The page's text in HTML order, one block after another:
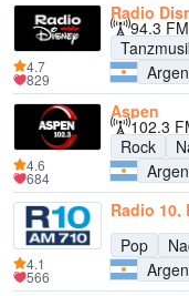
Radio
94.3 FM
4.7
829
Aspen
102.3
Rock
4.6
684
Radio 10,
Pop
4.1
566